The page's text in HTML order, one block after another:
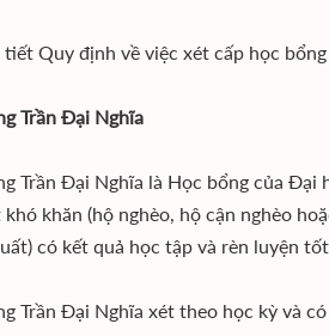
tiết Quy định về việc xét cấp học
Trần Đại Nghĩa
Trần Đại Nghĩa là Học bổng của Đại
khăn (hộ nghèo, hộ cận nghèo
có kết quả học tập và rèn luyện
Trần Đại Nghĩa xét theo học kỳ và